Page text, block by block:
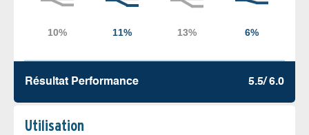
Résultat Performance 5.5/ 6.0
Utilisation